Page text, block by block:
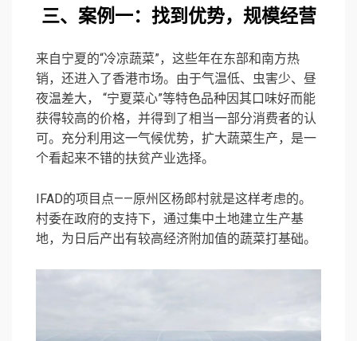
三、案例一：找到优势，规模经营
来自宁夏的“冷凉蔬菜”，这些年在东部和南方热
销，还进入了香港市场。由于气温低、虫害少、昼
夜温差大， “宁夏菜心”等特色品种因其口味好而能
获得较高的价格，并得到了相当一部分消费者的认
可。充分利用这一气候优势，扩大蔬菜生产，是一
个看起来不错的扶贫产业选择。
IFAD的项目点——原州区杨郎村就是这样考虑的。
村委在政府的支持下，通过集中土地建立生产基
地，为日后产出有较高经济附加值的蔬菜打基础。